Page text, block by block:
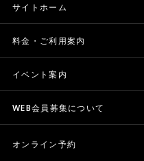
サイトホーム
料金・ご利用案内
イベント案内
WEB会員募集について
オンライン予約